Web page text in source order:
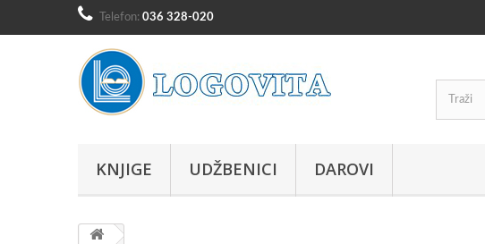
Telefon: 036 328-020
KNJIGE UDŽBENICI DAROVI